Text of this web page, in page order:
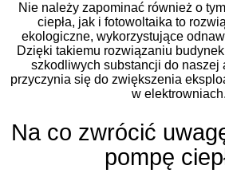
Nie należy zapominać również o
ciepła, jak i fotowoltaika to
ekologiczne, wykorzystujące
Dzięki takiemu rozwiązaniu
szkodliwych substancji do naszej
przyczynia się do zwiększenia
w elektrowniach.
Na co zwrócić
pompę